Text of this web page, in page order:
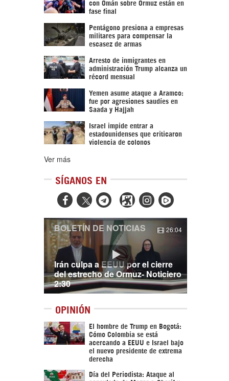
con Omán sobre Ormuz están en
fase final
Pentágono presiona a empresas
militares para compensar la
escasez de armas
Arresto de inmigrantes en
administración Trump alcanza un
récord mensual
Yemen asume ataque a Aramco:
fue por agresiones saudíes en
Saada y Hajjah
Israel impide entrar a
estadounidenses que criticaron
violencia de colonos
Ver más
SÍGANOS EN
  
Irán culpa a EEUU por el cierre
del estrecho de Ormuz- Noticiero
2:30
BOLETÍN DE NOTICIAS 26:04
OPINIÓN
El hombre de Trump en Bogotá:
Cómo Colombia se está
acercando a EEUU e Israel bajo
el nuevo presidente de extrema
derecha
Día del Periodista: Ataque al